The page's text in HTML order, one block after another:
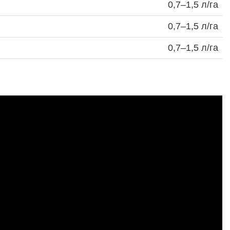
0,7–1,5 л/га
0,7–1,5 л/га
0,7–1,5 л/га